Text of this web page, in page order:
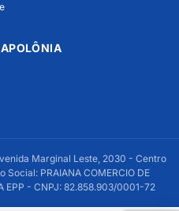
Marginal Leste, 2030 - Centro
PRAIANA COMERCIO DE
EPP - CNPJ: 82.858.903/0001-72